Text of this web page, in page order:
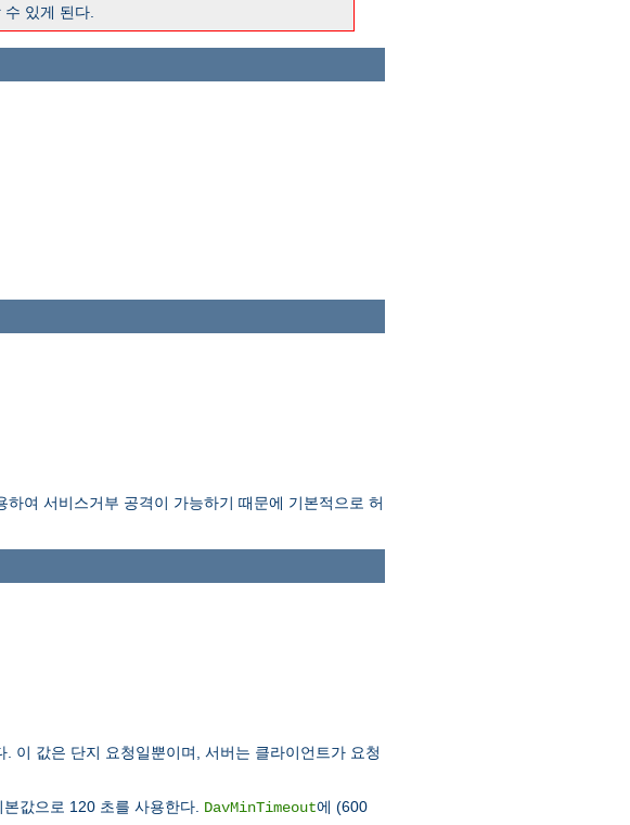
있게 된다.
하여 서비스거부 공격이 가능하기 때문에 기본적으로 허
이 값은 단지 요청일뿐이며, 서버는 클라이언트가 요청
값으로 120 초를 사용한다. DavMinTimeout에 (600